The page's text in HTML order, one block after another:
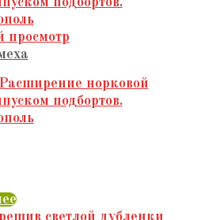
просмотр
норковой
подбортов.